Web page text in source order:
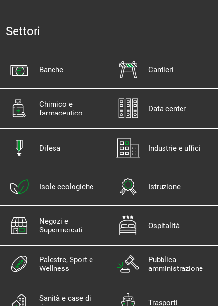
Settori
Banche Cantieri
Chimico e
farmaceutico
Data center
Difesa Industrie e uffici
Isole ecologiche Istruzione
Negozi e
Supermercati
Ospitalità
Palestre, Sport e
Wellness
Pubblica
amministrazione
Sanità e case di
Trasporti